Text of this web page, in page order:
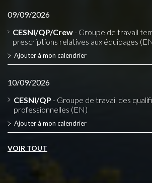
09/09/2026
CESNI/QP/Crew- Groupe de travail
prescriptions relatives aux équipages
Ajouter à mon calendrier
10/09/2026
CESNI/QP - Groupe de travail des
professionnelles (EN)
Ajouter à mon calendrier
VOIR TOUT